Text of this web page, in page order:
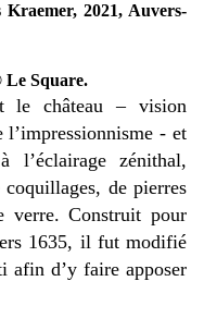
2021, Auvers-
Le Square.
le château – vision
l’impressionnisme - et
l’éclairage zénithal,
de pierres
verre. Construit pour
1635, il fut modifié
afin d’y faire apposer